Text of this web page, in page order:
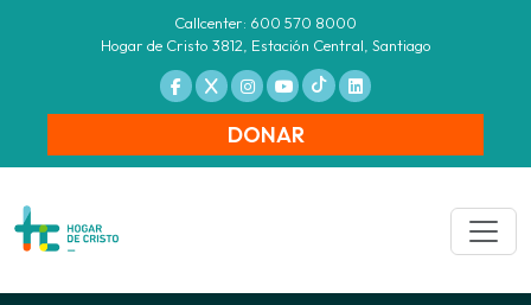
Callcenter: 600 570 8000
Hogar de Cristo 3812, Estación Central, Santiago
DONAR